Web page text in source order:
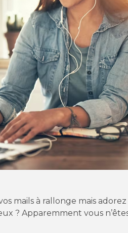
mails à rallonge mais
? Apparemment vous